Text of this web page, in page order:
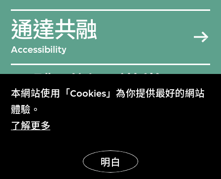
本網站使用「Cookies」為你提供最好的網站
體驗。
了解更多
明白
通達共融
Accessibility
團體到訪及導賞
Groups and Tours
常見問題
Frequently Asked Questions